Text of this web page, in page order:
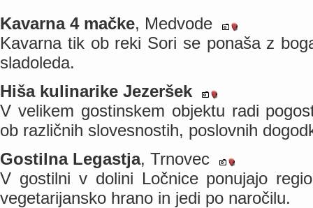
Kavarna 4 mačke, Medvode
Kavarna tik ob reki Sori se ponaša z
sladoleda.
Hiša kulinarike Jezeršek
V velikem gostinskem objektu radi
ob različnih slovesnostih, poslovnih
Gostilna Legastja, Trnovec
V gostilni v dolini Ločnice ponujajo
vegetarijansko hrano in jedi po naročilu.